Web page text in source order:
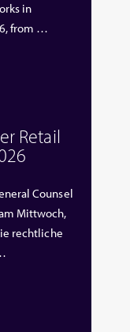
in
from …
Retail
Counsel
Mittwoch,
rechtliche